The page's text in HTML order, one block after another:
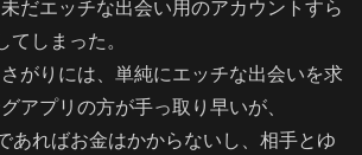
だエッチな出会い用のアカウントすら
てしまった。
がりには、単純にエッチな出会いを求
アプリの方が手っ取り早いが、
あればお金はかからないし、相手とゆ